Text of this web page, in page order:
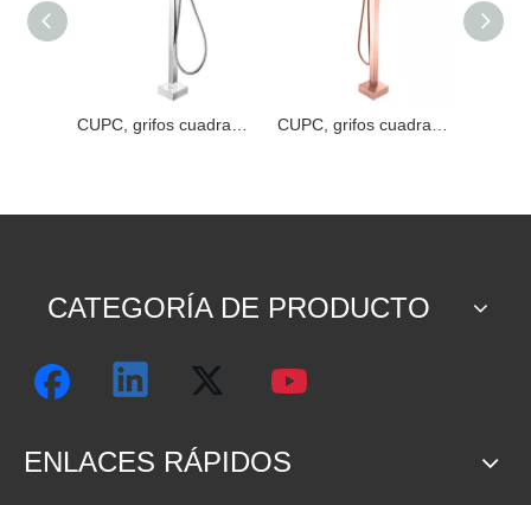
CUPC, grifos cuadrados de alta calidad para bañera, de acero inoxidable 304, cromados, multifuncionales, para suelo de baño, ducha, independiente CUPC, grifos cuadrados de alta calidad 304 de acero inoxidable, cobre, oro rosa, multifuncional, para suelo de baño, ducha, bañera independiente
CATEGORÍA DE PRODUCTO
ENLACES RÁPIDOS